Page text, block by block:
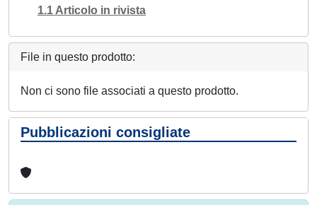
1.1 Articolo in rivista
File in questo prodotto:
Non ci sono file associati a questo prodotto.
Pubblicazioni consigliate